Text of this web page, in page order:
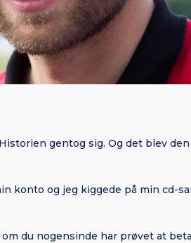
gentog sig. Og det blev
konto og jeg kiggede på min cd-
du nogensinde har prøvet at